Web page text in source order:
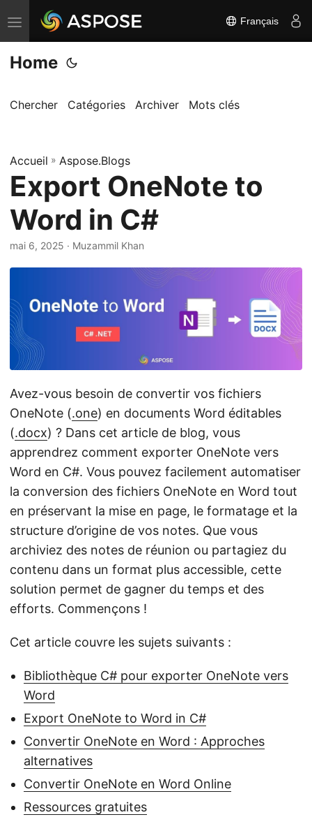
B
a
s
u
r
l
a
n
g
a
t
n
Français
Home
Chercher Catégories Archiver Mots clés
Accueil » Aspose.Blogs
Export OneNote to
Word in C#
mai 6, 2025 · Muzammil Khan
Avez-vous besoin de convertir vos fichiers
OneNote (.one) en documents Word éditables
(.docx) ? Dans cet article de blog, vous
apprendrez comment exporter OneNote vers
Word en C#. Vous pouvez facilement automatiser
la conversion des fichiers OneNote en Word tout
en préservant la mise en page, le formatage et la
structure d’origine de vos notes. Que vous
archiviez des notes de réunion ou partagiez du
contenu dans un format plus accessible, cette
solution permet de gagner du temps et des
efforts. Commençons !
Cet article couvre les sujets suivants :
Bibliothèque C# pour exporter OneNote vers
Word
Export OneNote to Word in C#
Convertir OneNote en Word : Approches
alternatives
Convertir OneNote en Word Online
Ressources gratuites